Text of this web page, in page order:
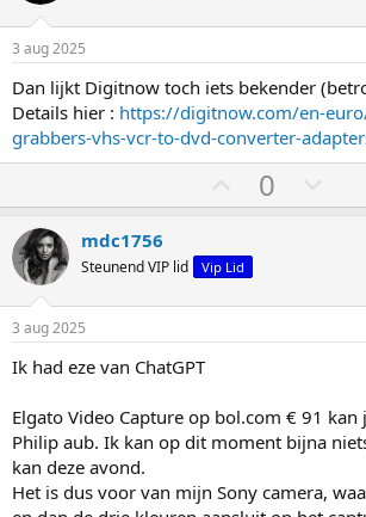
o
h
o
o
g
o
l
a
a
g
3 aug 2025
Dan lijkt Digitnow toch iets bekender
Details hier : https://digitnow.com/en-
grabbers-vhs-vcr-to-dvd-converter-
t
m
o
h
o
g
0
t
o
l
a
g
mdc1756
Steunend VIP lid Vip Lid
3 aug 2025
Ik had eze van ChatGPT
Elgato Video Capture op bol.com € 91 kan
Philip aub. Ik kan op dit moment bijna
kan deze avond.
Het is dus voor van mijn Sony camera,